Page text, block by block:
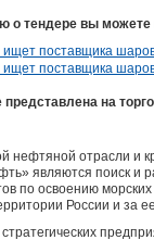
о тендере вы можете
на
нефтяной отрасли и
являются поиск и
по освоению
России и за